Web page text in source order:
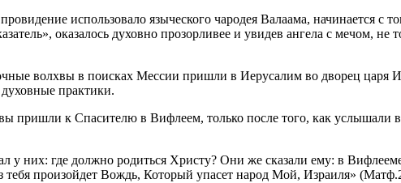
использовало языческого чародея Валаама, начинается с
оказалось духовно прозорливее и увидев ангела с мечом, не
волхвы в поисках Мессии пришли в Иерусалим во дворец царя
практики.
пришли к Спасителю в Вифлеем, только после того, как услышали
них: где должно родиться Христу? Они же сказали ему: в
произойдет Вождь, Который упасет народ Мой, Израиля»